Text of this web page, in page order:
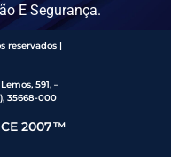
E Segurança.
reservados |
591, –
35668-000
2007™